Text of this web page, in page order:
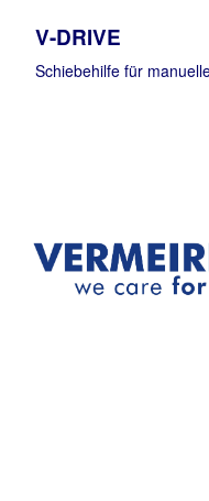
V-DRIVE
Schiebehilfe für